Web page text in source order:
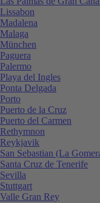
Lissabon
Madalena
Malaga
München
Paguera
Palermo
Playa del Ingles
Ponta Delgada
Porto
Puerto de la Cruz
Puerto del Carmen
Rethymnon
Reykjavik
San Sebastian (La
Santa Cruz de Tenerife
Sevilla
Stuttgart
Valle Gran Rey